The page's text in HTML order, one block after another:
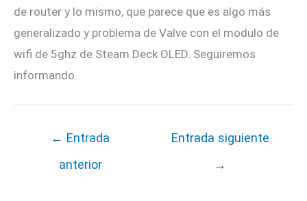
de router y lo mismo, que parece que es algo más
generalizado y problema de Valve con el modulo de
wifi de 5ghz de Steam Deck OLED. Seguiremos
informando.
← Entrada
anterior
Entrada siguiente
→